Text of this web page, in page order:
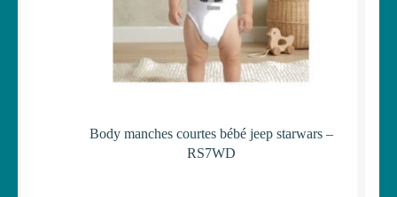
Body manches courtes bébé jeep starwars –
RS7WD